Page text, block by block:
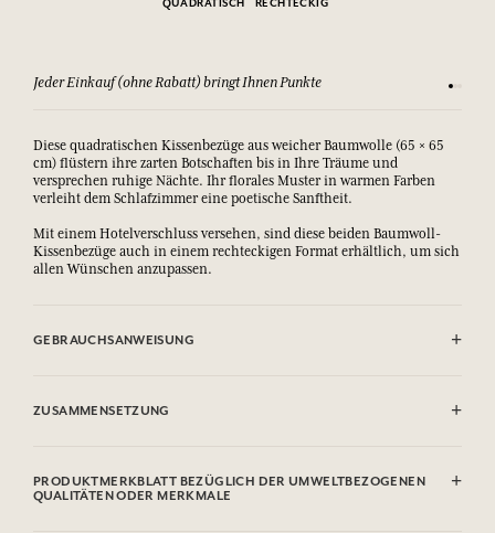
QUADRATISCH RECHTECKIG
Jeder Einkauf (ohne Rabatt) bringt Ihnen Punkte Sehen
Diese quadratischen Kissenbezüge aus weicher Baumwolle (65 × 65
cm) flüstern ihre zarten Botschaften bis in Ihre Träume und
versprechen ruhige Nächte. Ihr florales Muster in warmen Farben
verleiht dem Schlafzimmer eine poetische Sanftheit.
Mit einem Hotelverschluss versehen, sind diese beiden Baumwoll-
Kissenbezüge auch in einem rechteckigen Format erhältlich, um sich
allen Wünschen anzupassen.
GEBRAUCHSANWEISUNG
ZUSAMMENSETZUNG
PRODUKTMERKBLATT BEZÜGLICH DER UMWELTBEZOGENEN
QUALITÄTEN ODER MERKMALE